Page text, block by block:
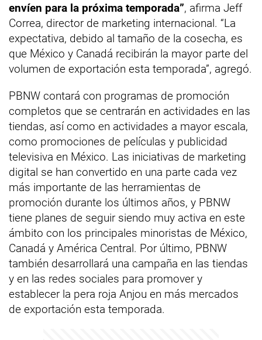
envíen para la próxima temporada”, afirma Jeff
Correa, director de marketing internacional. “La
expectativa, debido al tamaño de la cosecha, es
que México y Canadá recibirán la mayor parte del
volumen de exportación esta temporada”, agregó.
PBNW contará con programas de promoción
completos que se centrarán en actividades en las
tiendas, así como en actividades a mayor escala,
como promociones de películas y publicidad
televisiva en México. Las iniciativas de marketing
digital se han convertido en una parte cada vez
más importante de las herramientas de
promoción durante los últimos años, y PBNW
tiene planes de seguir siendo muy activa en este
ámbito con los principales minoristas de México,
Canadá y América Central. Por último, PBNW
también desarrollará una campaña en las tiendas
y en las redes sociales para promover y
establecer la pera roja Anjou en más mercados
de exportación esta temporada.